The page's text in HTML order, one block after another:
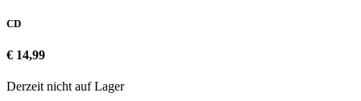
CD
€ 14,99
Derzeit nicht auf Lager